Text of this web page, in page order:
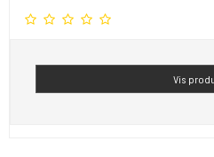
Vis